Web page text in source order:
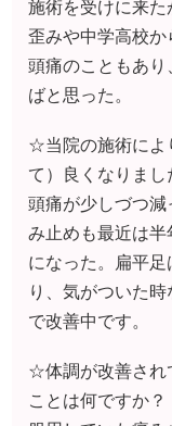
頭痛が少しづつ減
み止めも最近は半
になった。扁平足
り、気がついた時
☆体調が改善され
ことは何ですか？
服用していた痛み
いる痛み止めが
られる事が分か
安心できるのは